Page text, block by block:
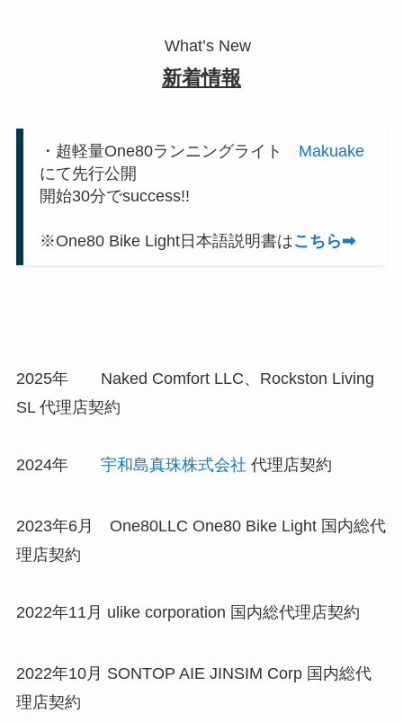
What’s New
新着情報
・超軽量One80ランニングライト Makuake
にて先行公開
開始30分でsuccess!!
※One80 Bike Light日本語説明書はこちら➡
2025年 Naked Comfort LLC、Rockston Living
SL 代理店契約
2024年 宇和島真珠株式会社 代理店契約
2023年6月 One80LLC One80 Bike Light 国内総代
理店契約
2022年11月 ulike corporation 国内総代理店契約
2022年10月 SONTOP AIE JINSIM Corp 国内総代
理店契約